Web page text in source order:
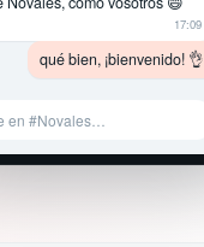
17:09
qué bien, ¡bienvenido! 👌
en #Novales…